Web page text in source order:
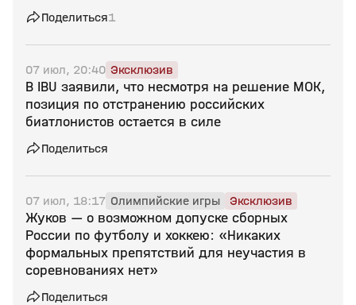
Поделиться1
07 июл, 20:40 Эксклюзив
В IBU заявили, что несмотря на решение МОК,
позиция по отстранению российских
биатлонистов остается в силе
Поделиться
07 июл, 18:17 Олимпийские игры Эксклюзив
Жуков — о возможном допуске сборных
России по футболу и хоккею: «Никаких
формальных препятствий для неучастия в
соревнованиях нет»
Поделиться